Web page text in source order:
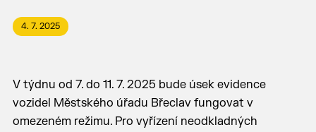
4. 7. 2025
V týdnu od 7. do 11. 7. 2025 bude úsek evidence
vozidel Městského úřadu Břeclav fungovat v
omezeném režimu. Pro vyřízení neodkladných